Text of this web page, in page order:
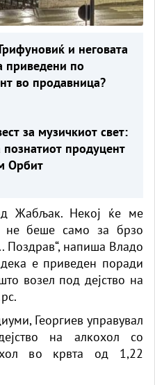
и неговата
приведени по
во продавница?
за музичкиот свет:
продуцент
Орбит
Жабљак. Некој ќе ме
беше само за брзо
Поздрав“, напиша Владо
е приведен поради
возел под дејство на
Георгиев управувал
на алкохол со
во крвта од 1,22